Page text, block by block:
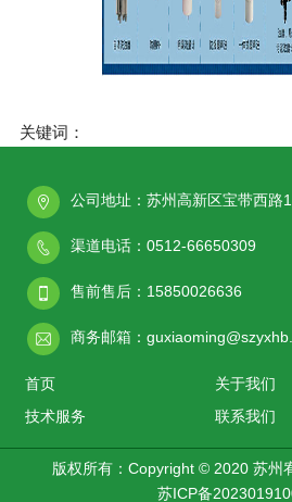
关键词：
公司地址：苏州高新区宝带西路
渠道电话：0512-66650309
售前售后：15850026636
商务邮箱：
首页
关于我们
技术服务
联系我们
版权所有：Copyright © 2020 苏州
苏ICP备